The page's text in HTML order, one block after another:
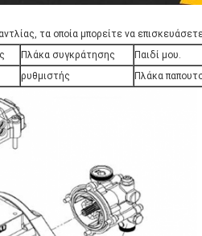
τα οποία μπορείτε να
Πλάκα συγκράτησης
Παιδί μου.
ρυθμιστής Πλάκα